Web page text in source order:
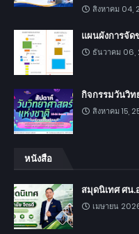
สิงหาคม 04,
แผนผังการจัด
ธันวาคม 06,
กิจกรรมวันวิท
สิงหาคม 15,
หนังสือ
สมุดนิเทศ ศน.
เมษายน